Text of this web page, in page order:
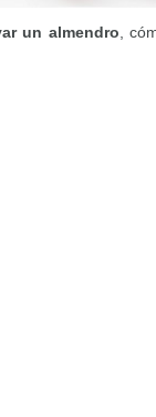
un almendro ,